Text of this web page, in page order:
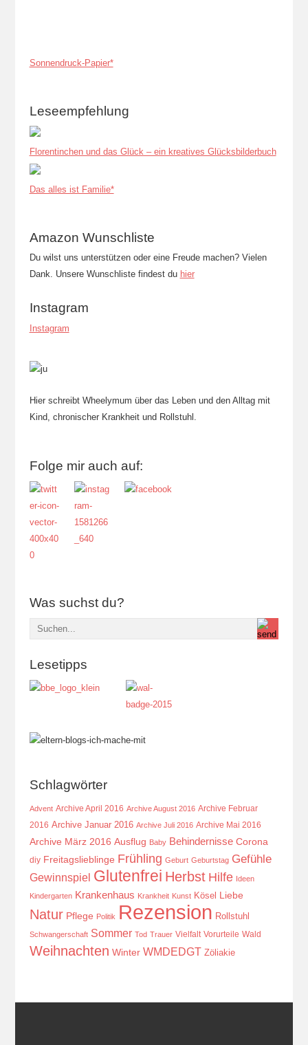
Sonnendruck-Papier*
Leseempfehlung
Florentinchen und das Glück – ein kreatives Glücksbilderbuch
Das alles ist Familie*
Amazon Wunschliste
Du wilst uns unterstützen oder eine Freude machen? Vielen
Dank. Unsere Wunschliste findest du hier
Instagram
Instagram
Hier schreibt Wheelymum über das Leben und den Alltag mit
Kind, chronischer Krankheit und Rollstuhl.
Folge mir auch auf:
Was suchst du?
Lesetipps
Schlagwörter
Advent Archive April 2016 Archive August 2016 Archive Februar
2016 Archive Januar 2016 Archive Juli 2016 Archive Mai 2016
Archive März 2016 Ausflug Baby Behindernisse Corona
diy Freitagslieblinge Frühling Geburt Geburtstag Gefühle
Gewinnspiel Glutenfrei Herbst Hilfe Ideen
Kindergarten Krankenhaus Krankheit Kunst Kösel Liebe
Natur Pflege Politik Rezension Rollstuhl
Schwangerschaft Sommer Tod Trauer Vielfalt Vorurteile Wald
Weihnachten Winter WMDEDGT Zöliakie